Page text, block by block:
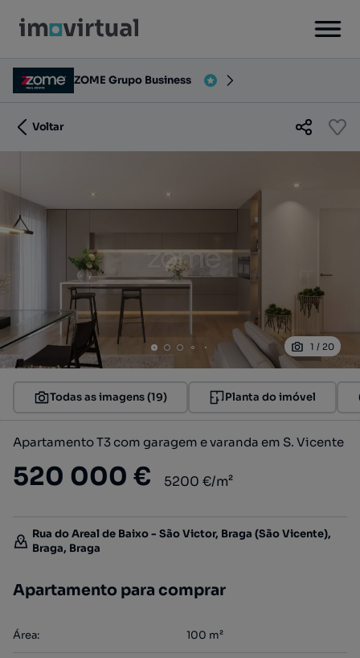
ZOME Grupo Business
Voltar
1 / 20
Todas as imagens (19) Planta do imóvel
Apartamento T3 com garagem e varanda em S. Vicente
520 000 € 5200 €/m²
Rua do Areal de Baixo - São Victor, Braga (São Vicente),
Braga, Braga
Apartamento para comprar
Área: 100 m²